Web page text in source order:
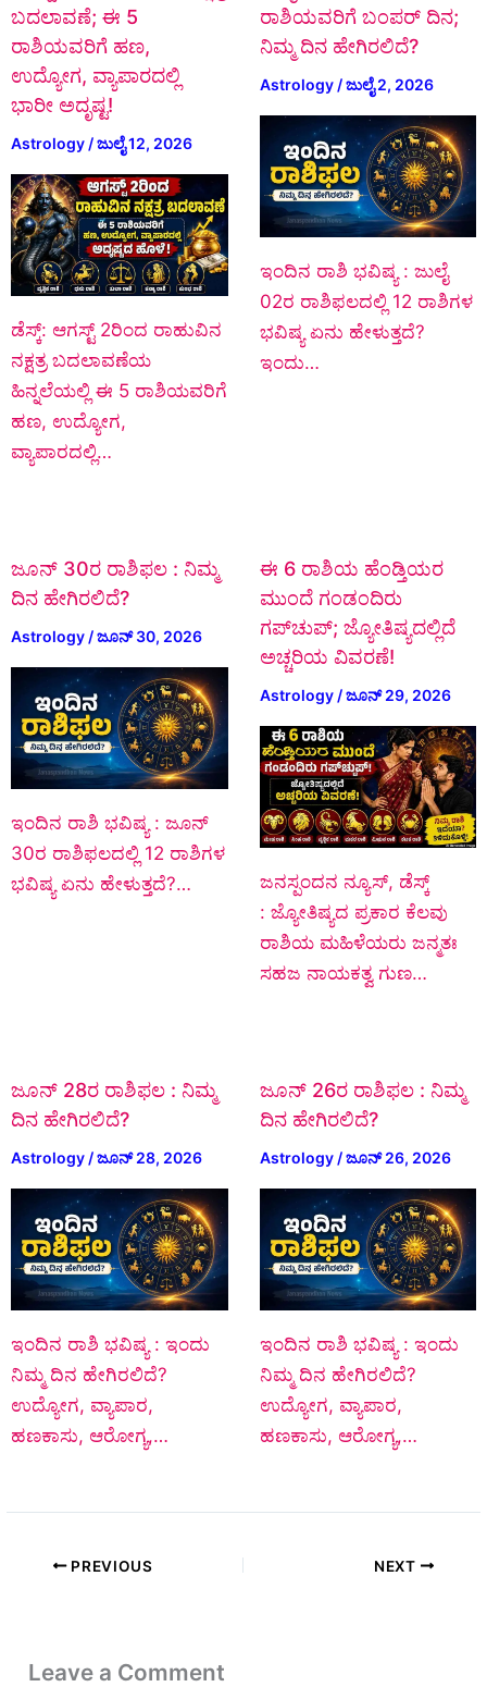
ಬದಲಾವಣೆ; ಈ 5
ರಾಶಿಯವರಿಗೆ ಹಣ,
ಉದ್ಯೋಗ, ವ್ಯಾಪಾರದಲ್ಲಿ
ಭಾರೀ ಅದೃಷ್ಟ!
Astrology /ಜುಲೈ 12, 2026
ಡೆಸ್ಕ್: ಆಗಸ್ಟ್‌ 2ರಿಂದ ರಾಹುವಿನ
ನಕ್ಷತ್ರ ಬದಲಾವಣೆಯ
ಹಿನ್ನಲೆಯಲ್ಲಿ ಈ 5 ರಾಶಿಯವರಿಗೆ
ಹಣ, ಉದ್ಯೋಗ,
ವ್ಯಾಪಾರದಲ್ಲಿ…
ರಾಶಿಯವರಿಗೆ ಬಂಪರ್ ದಿನ;
ನಿಮ್ಮ ದಿನ ಹೇಗಿರಲಿದೆ?
Astrology/ಜುಲೈ 2, 2026
ಇಂದಿನ ರಾಶಿ ಭವಿಷ್ಯ : ಜುಲೈ
02ರ ರಾಶಿಫಲದಲ್ಲಿ 12 ರಾಶಿಗಳ
ಭವಿಷ್ಯ ಏನು ಹೇಳುತ್ತದೆ?
ಇಂದು…
ಜೂನ್‌ 30ರ ರಾಶಿಫಲ : ನಿಮ್ಮ
ದಿನ ಹೇಗಿರಲಿದೆ?
Astrology /ಜೂನ್ 30, 2026
ಇಂದಿನ ರಾಶಿ ಭವಿಷ್ಯ : ಜೂನ್‌
30ರ ರಾಶಿಫಲದಲ್ಲಿ 12 ರಾಶಿಗಳ
ಭವಿಷ್ಯ ಏನು ಹೇಳುತ್ತದೆ?…
ಈ 6 ರಾಶಿಯ ಹೆಂಡ್ತಿಯರ
ಮುಂದೆ ಗಂಡಂದಿರು
ಗಪ್‌ಚುಪ್; ಜ್ಯೋತಿಷ್ಯದಲ್ಲಿದೆ
ಅಚ್ಚರಿಯ ವಿವರಣೆ!
Astrology/ಜೂನ್ 29, 2026
ಜನಸ್ಪಂದನ ನ್ಯೂಸ್‌, ಡೆಸ್ಕ್‌
: ಜ್ಯೋತಿಷ್ಯದ ಪ್ರಕಾರ ಕೆಲವು
ರಾಶಿಯ ಮಹಿಳೆಯರು ಜನ್ಮತಃ
ಸಹಜ ನಾಯಕತ್ವ ಗುಣ…
ಜೂನ್‌ 28ರ ರಾಶಿಫಲ : ನಿಮ್ಮ
ದಿನ ಹೇಗಿರಲಿದೆ?
Astrology /ಜೂನ್ 28, 2026
ಇಂದಿನ ರಾಶಿ ಭವಿಷ್ಯ : ಇಂದು
ನಿಮ್ಮ ದಿನ ಹೇಗಿರಲಿದೆ?
ಉದ್ಯೋಗ, ವ್ಯಾಪಾರ,
ಹಣಕಾಸು, ಆರೋಗ್ಯ,…
ಜೂನ್‌ 26ರ ರಾಶಿಫಲ : ನಿಮ್ಮ
ದಿನ ಹೇಗಿರಲಿದೆ?
Astrology/ಜೂನ್ 26, 2026
ಇಂದಿನ ರಾಶಿ ಭವಿಷ್ಯ : ಇಂದು
ನಿಮ್ಮ ದಿನ ಹೇಗಿರಲಿದೆ?
ಉದ್ಯೋಗ, ವ್ಯಾಪಾರ,
ಹಣಕಾಸು, ಆರೋಗ್ಯ,…
PREVIOUS NEXT
Leave a Comment